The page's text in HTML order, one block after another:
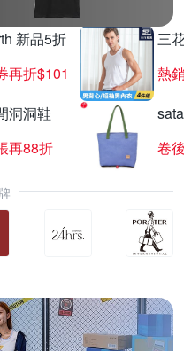
折
新品5折
再折$101
三
熱
洞洞鞋
再88折
卷